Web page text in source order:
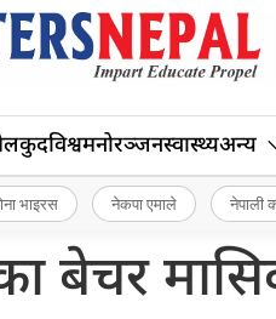
विश्वमनोरञ्जनस्वास्थ्यअन्य
भाइरस नेकपा एमाले नेपाली
बेचर